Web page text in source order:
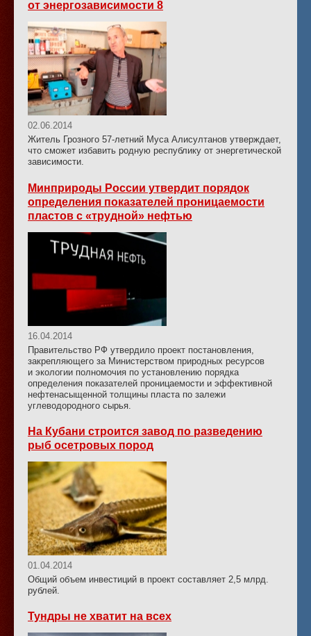
от энергозависимости 8
02.06.2014
Житель Грозного 57-летний Муса Алисултанов утверждает,
что сможет избавить родную республику от энергетической
зависимости.
Минприроды России утвердит порядок
определения показателей проницаемости
пластов с «трудной» нефтью
16.04.2014
Правительство РФ утвердило проект постановления,
закрепляющего за Министерством природных ресурсов
и экологии полномочия по установлению порядка
определения показателей проницаемости и эффективной
нефтенасыщенной толщины пласта по залежи
углеводородного сырья.
На Кубани строится завод по разведению
рыб осетровых пород
01.04.2014
Общий объем инвестиций в проект составляет 2,5 млрд.
рублей.
Тундры не хватит на всех